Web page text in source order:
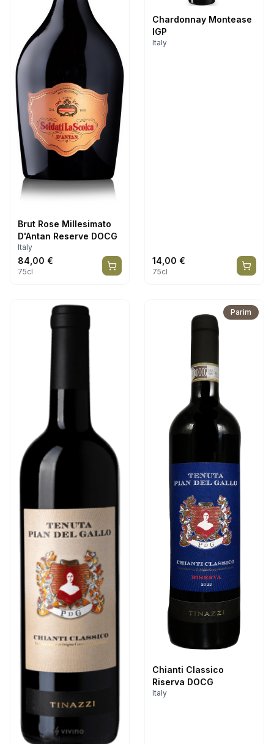
Brut Rose Millesimato
D'Antan Reserve DOCG
Italy
84,00 €
75cl
Chardonnay Montease
IGP
Italy
14,00 €
75cl
Parim
Chianti Classico
Riserva DOCG
Italy